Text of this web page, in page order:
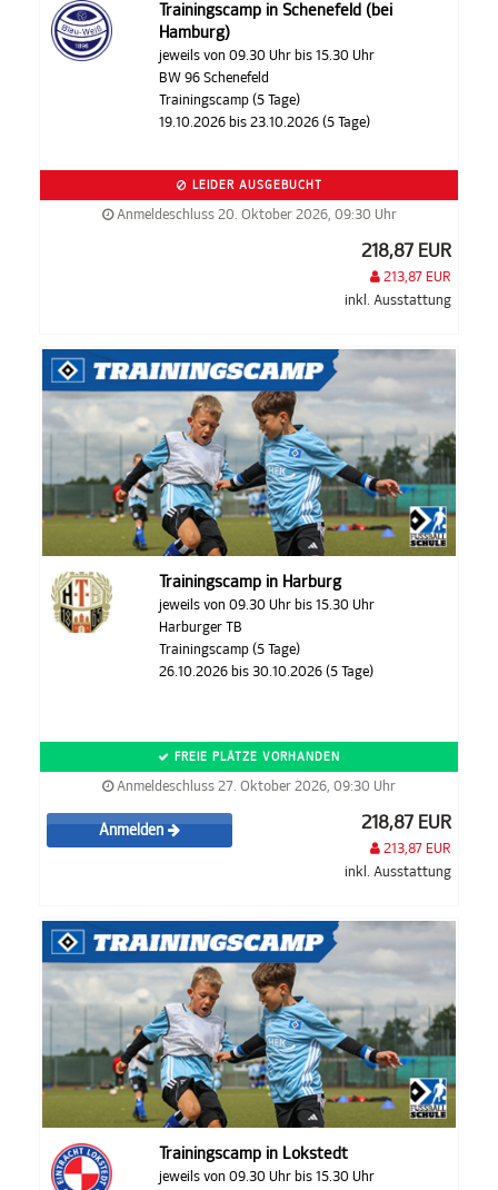
Trainingscamp in Schenefeld (bei
Hamburg)
jeweils von 09.30 Uhr bis 15.30 Uhr
BW 96 Schenefeld
Trainingscamp (5 Tage)
19.10.2026 bis 23.10.2026 (5 Tage)
LEIDER AUSGEBUCHT
Anmeldeschluss 20. Oktober 2026, 09:30 Uhr
218,87 EUR
213,87 EUR
inkl. Ausstattung
Trainingscamp in Harburg
jeweils von 09.30 Uhr bis 15.30 Uhr
Harburger TB
Trainingscamp (5 Tage)
26.10.2026 bis 30.10.2026 (5 Tage)
FREIE PLÄTZE VORHANDEN
Anmeldeschluss 27. Oktober 2026, 09:30 Uhr
Anmelden 218,87 EUR
213,87 EUR
inkl. Ausstattung
Trainingscamp in Lokstedt
jeweils von 09.30 Uhr bis 15.30 Uhr